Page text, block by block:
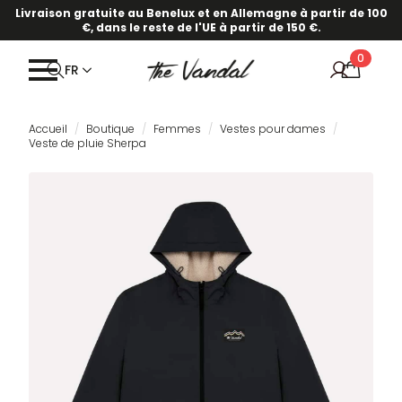
Livraison gratuite au Benelux et en Allemagne à partir de 100
€, dans le reste de l'UE à partir de 150 €.
FR
0
Accueil Boutique Femmes
Vestes pour dames
Veste de pluie Sherpa